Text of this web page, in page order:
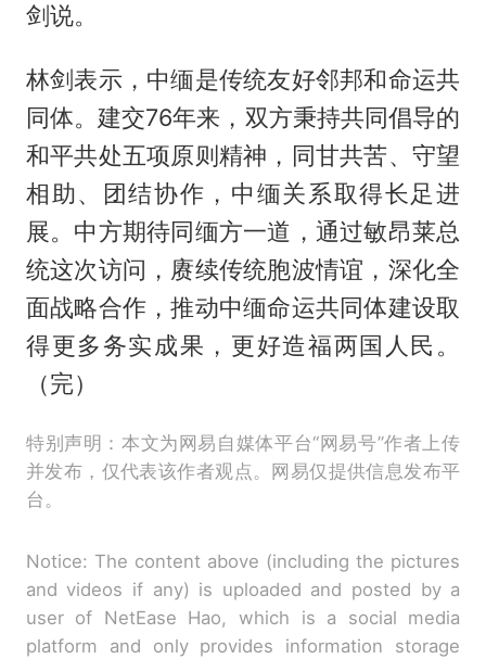
剑说。
林剑表示，中缅是传统友好邻邦和命运共
同体。建交76年来，双方秉持共同倡导的
和平共处五项原则精神，同甘共苦、守望
相助、团结协作，中缅关系取得长足进
展。中方期待同缅方一道，通过敏昂莱总
统这次访问，赓续传统胞波情谊，深化全
面战略合作，推动中缅命运共同体建设取
得更多务实成果，更好造福两国人民。
（完）
特别声明：本文为网易自媒体平台“网易号”作者上传
并发布，仅代表该作者观点。网易仅提供信息发布平
台。
Notice: The content above (including the pictures
and videos if any) is uploaded and posted by a
user of NetEase Hao, which is a social media
platform and only provides information storage